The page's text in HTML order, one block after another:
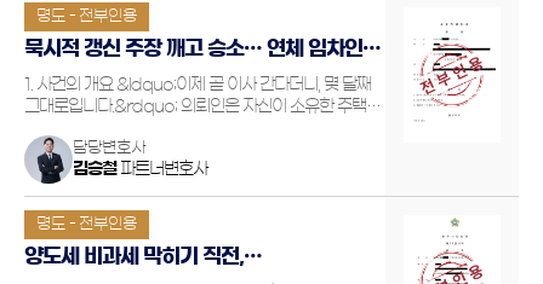
명도 - 전부인용
묵시적 갱신 주장 깨고 승소… 연체 임차인
퇴거 완료한 명도소송
1. 사건의 개요 &ldquo;이제 곧 이사 간다더니, 몇 달째
그대로입니다.&rdquo; 의뢰인은 자신이 소유한 주택을
수개월째 월세를 지급하지 않았고, &lsquo;보증금에서
담당변호사
김승철파트너변호사
명도 - 전부인용
양도세 비과세 막히기 직전,